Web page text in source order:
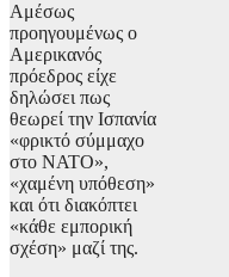
Αμέσως
προηγουμένως ο
Αμερικανός
πρόεδρος είχε
δηλώσει πως
θεωρεί την Ισπανία
«φρικτό σύμμαχο
στο ΝΑΤΟ»,
«χαμένη υπόθεση»
και ότι διακόπτει
«κάθε εμπορική
σχέση» μαζί της.